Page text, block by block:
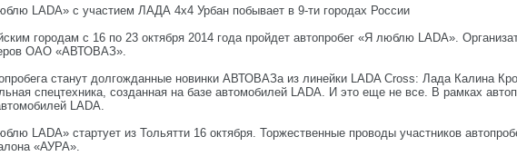
LADA» с участием ЛАДА 4х4 Урбан побывает в 9-ти городах России
городам с 16 по 23 октября 2014 года пройдет автопробег «Я люблю LADA».
ОАО «АВТОВАЗ».
станут долгожданные новинки АВТОВАЗа из линейки LADA Cross: Лада Калина
спецтехника, созданная на базе автомобилей LADA. И это еще не все. В рамках
LADA.
LADA» стартует из Тольятти 16 октября. Торжественные проводы участников
«АУРА».